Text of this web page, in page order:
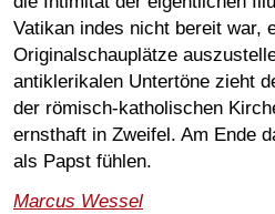
Vatikan indes nicht bereit war,
Originalschauplätze
antiklerikalen Untertöne zieht
der römisch-katholischen
ernsthaft in Zweifel. Am Ende
als Papst fühlen.
Marcus Wessel